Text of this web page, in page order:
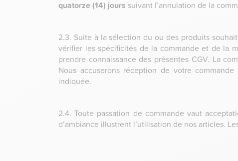
quatorze (14) jours suivant l’annulation de la
2.3. Suite à la sélection du ou des produits
vérifier les spécificités de la commande et de la
prendre connaissance des présentes CGV. La
Nous accuserons réception de votre
indiquée.
2.4. Toute passation de commande vaut
d’ambiance illustrent l’utilisation de nos articles.